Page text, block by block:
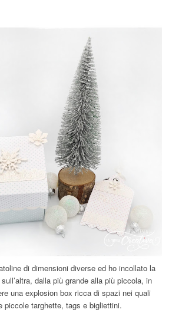
di dimensioni diverse ed ho incollato la
dalla più grande alla più piccola, in
una explosion box ricca di spazi nei quali
piccole targhette, tags e bigliettini.